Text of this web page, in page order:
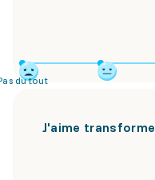
du tout
J'aime